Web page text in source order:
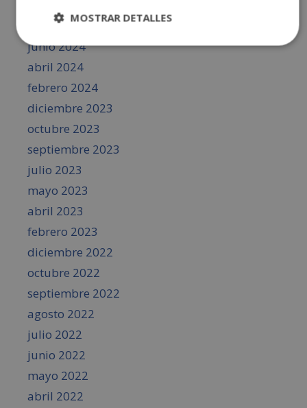
agosto 2024
junio 2024
abril 2024
febrero 2024
diciembre 2023
octubre 2023
septiembre 2023
julio 2023
mayo 2023
abril 2023
febrero 2023
diciembre 2022
octubre 2022
septiembre 2022
agosto 2022
julio 2022
junio 2022
mayo 2022
abril 2022
MOSTRAR DETALLES